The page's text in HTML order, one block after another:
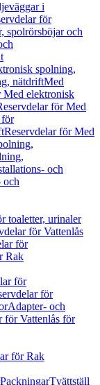
i
för
spolrörsböjar och
spolning,
nätdriftMed
Med elektronisk
för Med
för
Reservdelar för Med
och
och
toaletter, urinaler
för Vattenlås
för
Rak
för
för
Adapter- och
för Vattenlås för
för Rak
PackningarTvättställ